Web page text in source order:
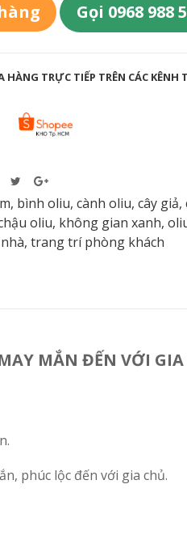
Gọi 0968 988
HÀNG TRỰC TIẾP TRÊN CÁC KÊNH
, bình oliu, cành oliu, cây giả,
oliu, không gian xanh,
, trang trí phòng khách
MẮN ĐẾN VỚI GIA
phúc lộc đến với gia chủ.